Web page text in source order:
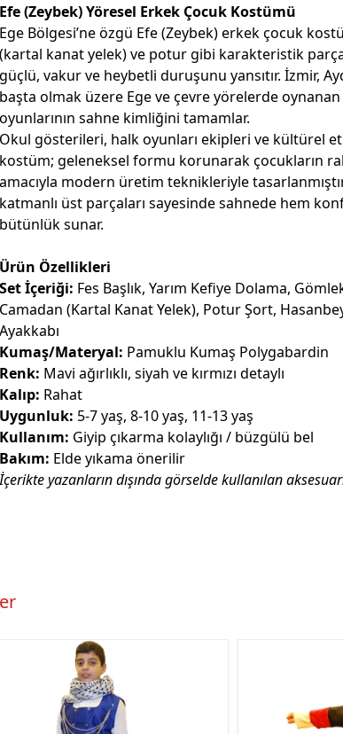
Efe (Zeybek) Yöresel Erkek Çocuk Kostümü
Ege Bölgesi’ne özgü Efe (Zeybek) erkek çocuk
(kartal kanat yelek) ve potur gibi karakteristik
güçlü, vakur ve heybetli duruşunu yansıtır. İzmir,
başta olmak üzere Ege ve çevre yörelerde
oyunlarının sahne kimliğini tamamlar.
Okul gösterileri, halk oyunları ekipleri ve kültürel
kostüm; geleneksel formu korunarak çocukların
amacıyla modern üretim teknikleriyle
katmanlı üst parçaları sayesinde sahnede hem
bütünlük sunar.
Ürün Özellikleri
Set İçeriği: Fes Başlık, Yarım Kefiye Dolama,
Camadan (Kartal Kanat Yelek), Potur Şort,
Ayakkabı
Kumaş/Materyal: Pamuklu Kumaş Polygabardin
Renk: Mavi ağırlıklı, siyah ve kırmızı detaylı
Kalıp: Rahat
Uygunluk: 5-7 yaş, 8-10 yaş, 11-13 yaş
Kullanım: Giyip çıkarma kolaylığı / büzgülü bel
Bakım: Elde yıkama önerilir
İçerikte yazanların dışında görselde kullanılan